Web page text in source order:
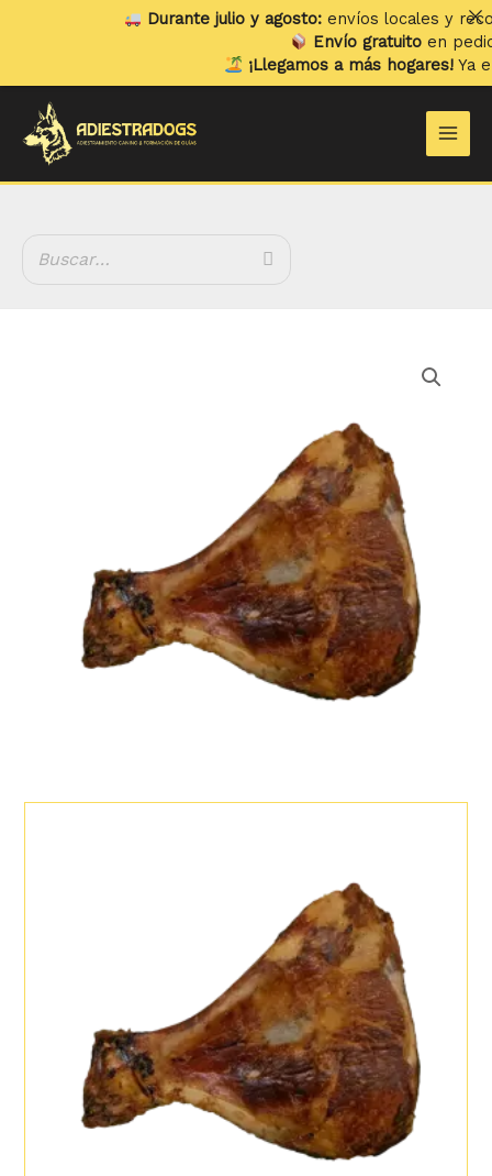
9.99 €
Durante julio y agosto:envíos locales y
Envío gratuitoen pedidos
¡Llegamos a más hogares!Ya